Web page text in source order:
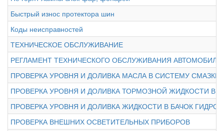
Быстрый износ протектора шин
Коды неисправностей
ТЕХНИЧЕСКОЕ ОБСЛУЖИВАНИЕ
РЕГЛАМЕНТ ТЕХНИЧЕСКОГО ОБСЛУЖИВАНИЯ АВТОМОБИЛЯ
ПРОВЕРКА УРОВНЯ И ДОЛИВКА МАСЛА В СИСТЕМУ СМАЗКИ
ПРОВЕРКА УРОВНЯ И ДОЛИВКА ТОРМОЗНОЙ ЖИДКОСТИ В
ПРОВЕРКА УРОВНЯ И ДОЛИВКА ЖИДКОСТИ В БАЧОК
ПРОВЕРКА ВНЕШНИХ ОСВЕТИТЕЛЬНЫХ ПРИБОРОВ